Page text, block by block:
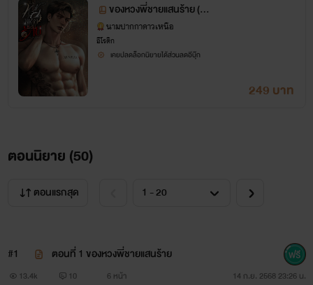
ของหวงพี่ชายแสนร้าย (นา
วิน:พลอยไพลิน)
นามปากกาดาวเหนือ
อีโรติก
เคยปลดล็อกนิยายได้ส่วนลดอีบุ๊ก
249 บาท
ตอนนิยาย (50)
ตอนแรกสุด
#1 ตอนที่ 1 ของหวงพี่ชายแสนร้าย
13.4k 10 6 หน้า 14 ก.ย. 2568 23:26 น.